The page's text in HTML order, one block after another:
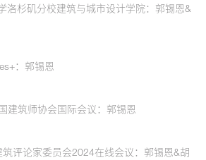
洛杉矶分校建筑与城市设计学院：郭锡恩&
：郭锡恩
建筑师协会国际会议：郭锡恩
评论家委员会2024在线会议：郭锡恩&胡